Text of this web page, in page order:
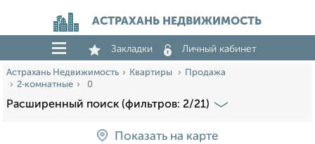
АСТРАХАНЬ НЕДВИЖИМОСТЬ
Закладки Личный кабинет
Астрахань Недвижимость Квартиры
Продажа
2‑комнатные
0
Расширенный поиск (фильтров: 2/21)
Показать на карте